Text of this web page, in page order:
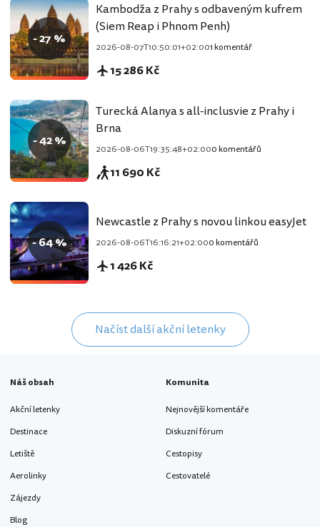
- 27 %
Kambodža z Prahy s odbaveným kufrem
(Siem Reap i Phnom Penh)
2026-08-07T10:50:01+02:001 komentář
15 286 Kč
- 42 %
Turecká Alanya s all-inclusvie z Prahy i
Brna
2026-08-06T19:35:48+02:000 komentářů
11 690 Kč
- 64 %
Newcastle z Prahy s novou linkou easyJet
2026-08-06T16:16:21+02:000 komentářů
1 426 Kč
Načíst další akční letenky
Náš obsah
Akční letenky
Destinace
Letiště
Aerolinky
Zájezdy
Blog
Komunita
Nejnovější komentáře
Diskuzní fórum
Cestopisy
Cestovatelé